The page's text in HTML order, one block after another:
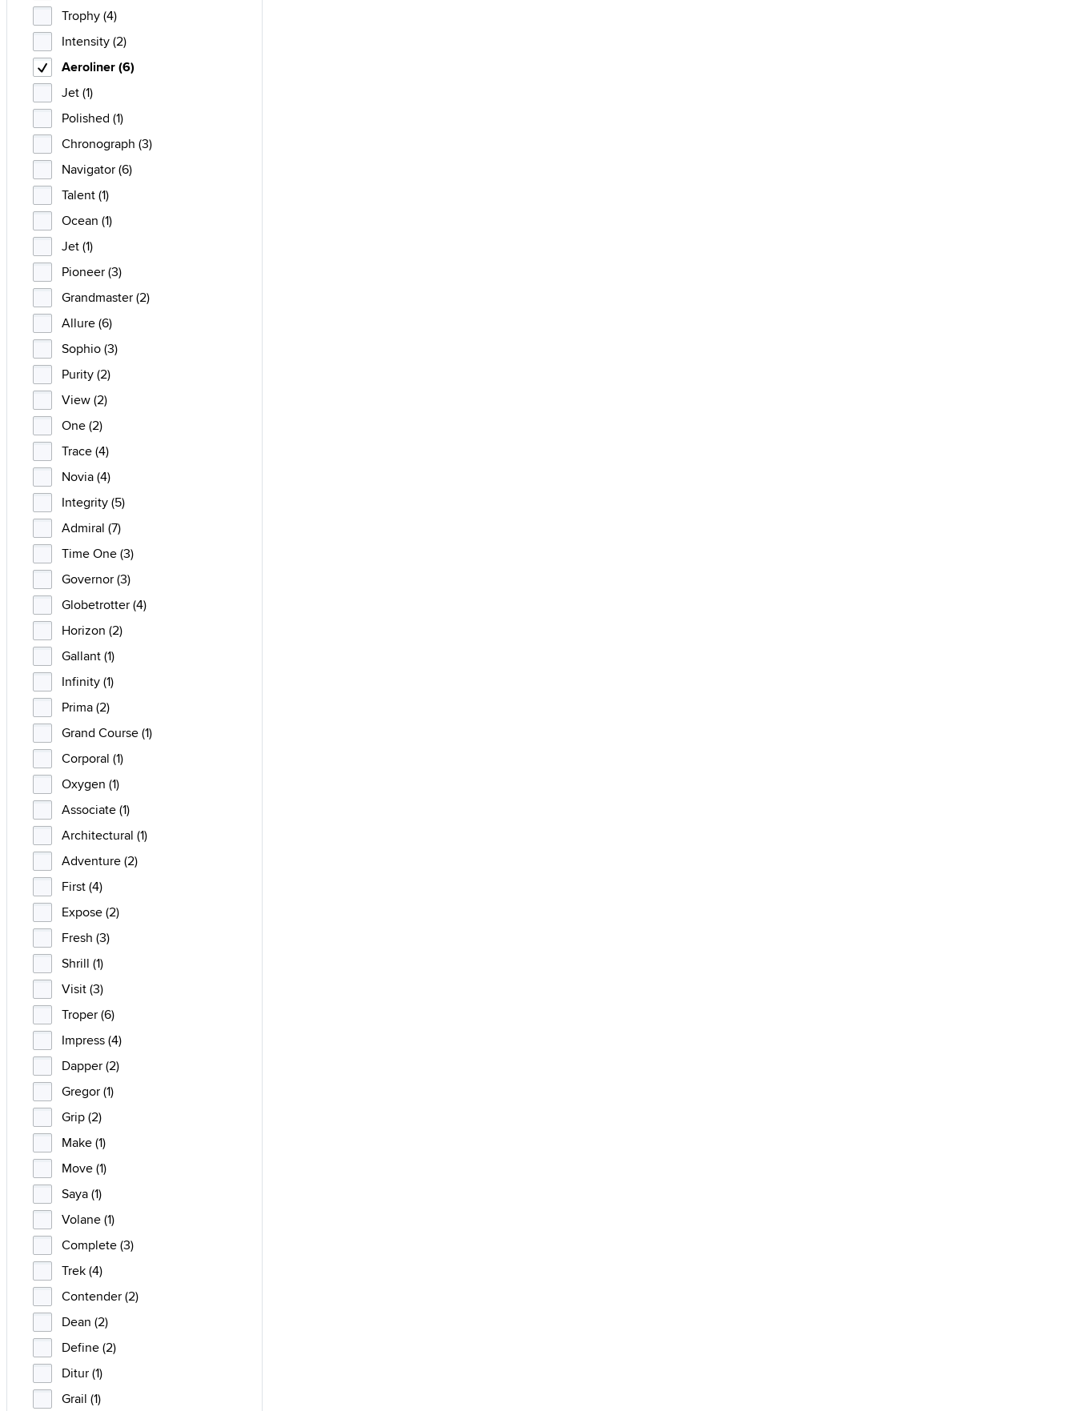
Trophy (4)
Intensity (2)
Aeroliner (6)
Jet (1)
Polished (1)
Chronograph (3)
Navigator (6)
Talent (1)
Ocean (1)
Jet (1)
Pioneer (3)
Grandmaster (2)
Allure (6)
Sophio (3)
Purity (2)
View (2)
One (2)
Trace (4)
Novia (4)
Integrity (5)
Admiral (7)
Time One (3)
Governor (3)
Globetrotter (4)
Horizon (2)
Gallant (1)
Infinity (1)
Prima (2)
Grand Course (1)
Corporal (1)
Oxygen (1)
Associate (1)
Architectural (1)
Adventure (2)
First (4)
Expose (2)
Fresh (3)
Shrill (1)
Visit (3)
Troper (6)
Impress (4)
Dapper (2)
Gregor (1)
Grip (2)
Make (1)
Move (1)
Saya (1)
Volane (1)
Complete (3)
Trek (4)
Contender (2)
Dean (2)
Define (2)
Ditur (1)
Grail (1)